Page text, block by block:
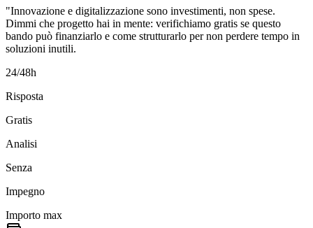
"Innovazione e digitalizzazione sono investimenti, non spese.
Dimmi che progetto hai in mente: verifichiamo gratis se questo
bando può finanziarlo e come strutturarlo per non perdere tempo in
soluzioni inutili.
24/48h
Risposta
Gratis
Analisi
Senza
Impegno
Importo max